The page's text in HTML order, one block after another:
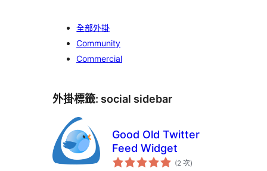
全部外掛
Community
Commercial
外掛標籤: social sidebar
Good Old Twitter
Feed Widget
(2 次評
分)